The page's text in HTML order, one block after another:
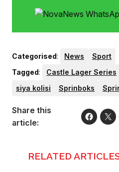
Categorised: News
Sport
Tagged: Castle Lager Series
siya kolisi
Sprinboks
Share this
article:
RELATED